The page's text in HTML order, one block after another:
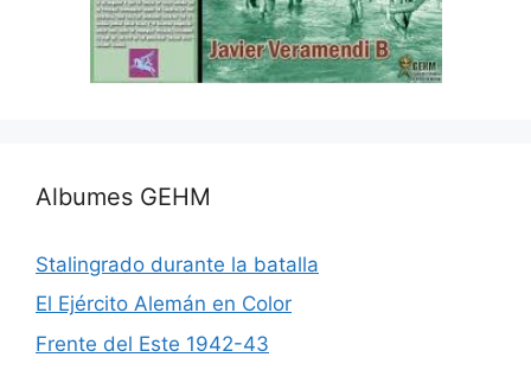
Albumes GEHM
Stalingrado durante la batalla
El Ejército Alemán en Color
Frente del Este 1942-43